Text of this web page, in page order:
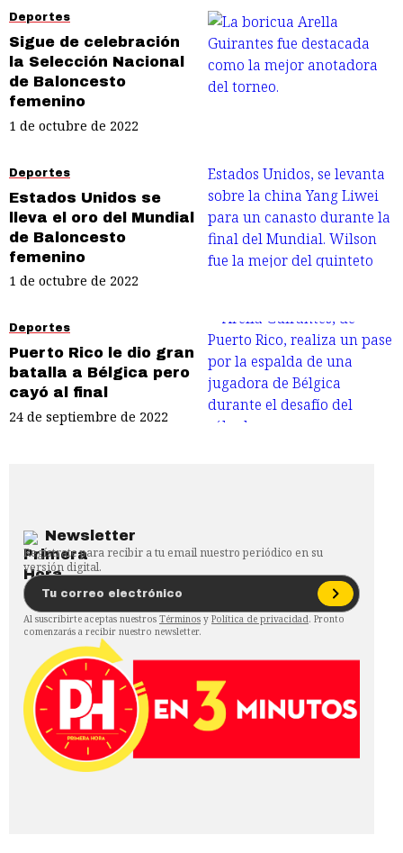
Deportes
Sigue de celebración
la Selección Nacional
de Baloncesto
femenino
1 de octubre de 2022
Deportes
Estados Unidos se
lleva el oro del Mundial
de Baloncesto
femenino
1 de octubre de 2022
Deportes
Puerto Rico le dio gran
batalla a Bélgica pero
cayó al final
24 de septiembre de 2022
Newsletter
Regístrate para recibir a tu email nuestro periódico en su
versión digital.
Al suscribirte aceptas nuestros Términos y Política de privacidad. Pronto
comenzarás a recibir nuestro newsletter.